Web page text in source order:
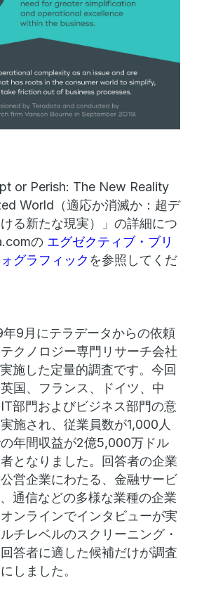
or Perish: The New Reality
World（適応か消滅か：超デ
る新たな現実）」の詳細につ
の エグゼクティブ・ブリ
グラフィック を参照してくだ
9月にテラデータからの依頼
クノロジー専門リサーチ会社
施した定量的調査です。今回
国、フランス、ドイツ、中
部門およびビジネス部門の意
施され、従業員数が1,000人
年間収益が2億5,000万ドル
となりました。回答者の企業
営企業にわたる、金融サービ
通信などの多様な業種の企業
ンラインでインタビューが実
チレベルのスクリーニング・
答者に適した候補だけが調査
しました。